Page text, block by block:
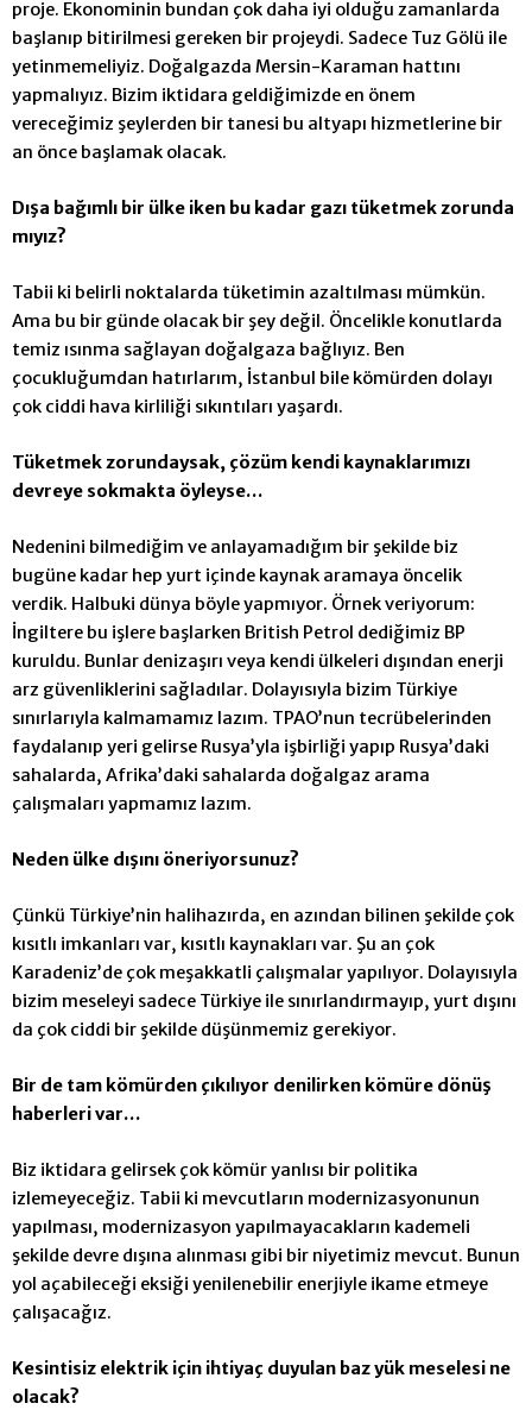
proje. Ekonominin bundan çok daha iyi olduğu zamanlarda
başlanıp bitirilmesi gereken bir projeydi. Sadece Tuz Gölü ile
yetinmemeliyiz. Doğalgazda Mersin-Karaman hattını
yapmalıyız. Bizim iktidara geldiğimizde en önem
vereceğimiz şeylerden bir tanesi bu altyapı hizmetlerine bir
an önce başlamak olacak.
Dışa bağımlı bir ülke iken bu kadar gazı tüketmek zorunda
mıyız?
Tabii ki belirli noktalarda tüketimin azaltılması mümkün.
Ama bu bir günde olacak bir şey değil. Öncelikle konutlarda
temiz ısınma sağlayan doğalgaza bağlıyız. Ben
çocukluğumdan hatırlarım, İstanbul bile kömürden dolayı
çok ciddi hava kirliliği sıkıntıları yaşardı.
Tüketmek zorundaysak, çözüm kendi kaynaklarımızı
devreye sokmakta öyleyse…
Nedenini bilmediğim ve anlayamadığım bir şekilde biz
bugüne kadar hep yurt içinde kaynak aramaya öncelik
verdik. Halbuki dünya böyle yapmıyor. Örnek veriyorum:
İngiltere bu işlere başlarken British Petrol dediğimiz BP
kuruldu. Bunlar denizaşırı veya kendi ülkeleri dışından enerji
arz güvenliklerini sağladılar. Dolayısıyla bizim Türkiye
sınırlarıyla kalmamamız lazım. TPAO’nun tecrübelerinden
faydalanıp yeri gelirse Rusya’yla işbirliği yapıp Rusya’daki
sahalarda, Afrika’daki sahalarda doğalgaz arama
çalışmaları yapmamız lazım.
Neden ülke dışını öneriyorsunuz?
Çünkü Türkiye’nin halihazırda, en azından bilinen şekilde çok
kısıtlı imkanları var, kısıtlı kaynakları var. Şu an çok
Karadeniz’de çok meşakkatli çalışmalar yapılıyor. Dolayısıyla
bizim meseleyi sadece Türkiye ile sınırlandırmayıp, yurt dışını
da çok ciddi bir şekilde düşünmemiz gerekiyor.
Bir de tam kömürden çıkılıyor denilirken kömüre dönüş
haberleri var…
Biz iktidara gelirsek çok kömür yanlısı bir politika
izlemeyeceğiz. Tabii ki mevcutların modernizasyonunun
yapılması, modernizasyon yapılmayacakların kademeli
şekilde devre dışına alınması gibi bir niyetimiz mevcut. Bunun
yol açabileceği eksiği yenilenebilir enerjiyle ikame etmeye
çalışacağız.
Kesintisiz elektrik için ihtiyaç duyulan baz yük meselesi ne
olacak?